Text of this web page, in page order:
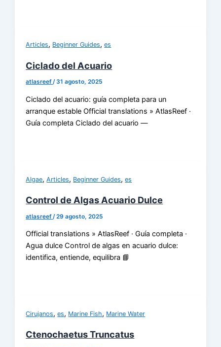
Articles, Beginner Guides,es
Ciclado del Acuario
atlasreef/31 agosto, 2025
Ciclado del acuario: guía completa para un
arranque estable Official translations » AtlasReef ·
Guía completa Ciclado del acuario —
Algae,Articles, Beginner Guides,es
Control de Algas Acuario Dulce
atlasreef /29 agosto, 2025
Official translations » AtlasReef · Guía completa ·
Agua dulce Control de algas en acuario dulce:
identifica, entiende, equilibra 📘
Cirujanos,es, Marine Fish, Marine Water
Ctenochaetus Truncatus